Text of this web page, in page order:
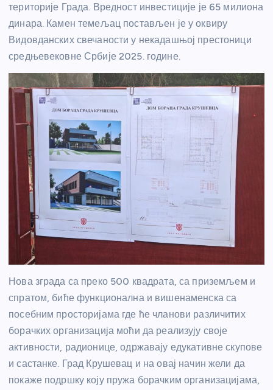
територије Града. Вредност инвестиције је 65 милиона
динара. Камен темељац постављен је у оквиру
Видовданских свечаности у некадашњој престоници
средњевековне Србије 2025. године.
Нова зграда са преко 500 квадрата, са приземљем и
спратом, биће функционална и вишенаменска са
посебним просторијама где ће чланови различитих
борачких организација моћи да реализују своје
активности, радионице, одржавају едукативне скупове
и састанке. Град Крушевац и на овај начин жели да
покаже подршку коју пружа борачким организацијама,